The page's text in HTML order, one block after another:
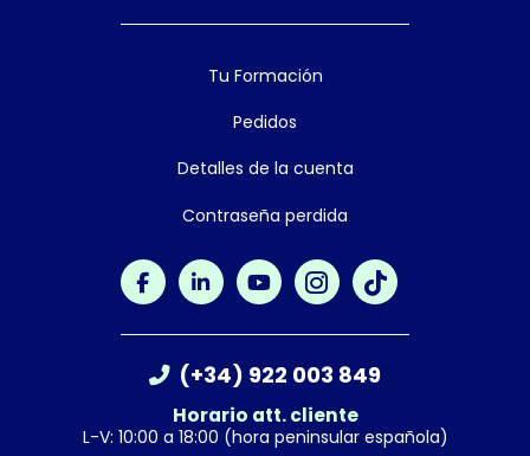
Tu Formación
Pedidos
Detalles de la cuenta
Contraseña perdida
(+34) 922 003 849
Horario att. cliente
L-V: 10:00 a 18:00 (hora peninsular española)